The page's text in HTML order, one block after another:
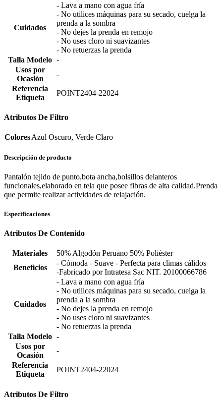
Cuidados
- Lava a mano con agua fría
- No utilices máquinas para su secado, cuelga la
prenda a la sombra
- No dejes la prenda en remojo
- No uses cloro ni suavizantes
- No retuerzas la prenda
Talla Modelo -
Usos por
Ocasión
-
Referencia
Etiqueta
POINT2404-22024
Atributos De Filtro
ColoresAzul Oscuro, Verde Claro
Descripción de producto
Pantalón tejido de punto,bota ancha,bolsillos delanteros
funcionales,elaborado en tela que posee fibras de alta calidad.Prenda
que permite realizar actividades de relajación.
Especificaciones
Atributos De Contenido
Materiales
50% Algodón Peruano 50% Poliéster
Beneficios
- Cómoda - Suave - Perfecta para climas cálidos
-Fabricado por Intratesa Sac NIT. 20100066786
Cuidados
- Lava a mano con agua fría
- No utilices máquinas para su secado, cuelga la
prenda a la sombra
- No dejes la prenda en remojo
- No uses cloro ni suavizantes
- No retuerzas la prenda
Talla Modelo -
Usos por
Ocasión
-
Referencia
Etiqueta
POINT2404-22024
Atributos De Filtro